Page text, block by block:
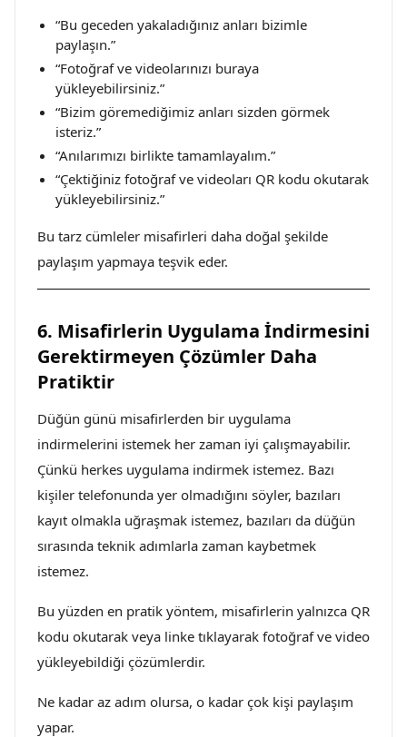
“Bu geceden yakaladığınız anları bizimle
paylaşın.”
“Fotoğraf ve videolarınızı buraya
yükleyebilirsiniz.”
“Bizim göremediğimiz anları sizden görmek
isteriz.”
“Anılarımızı birlikte tamamlayalım.”
“Çektiğiniz fotoğraf ve videoları QR kodu okutarak
yükleyebilirsiniz.”
Bu tarz cümleler misafirleri daha doğal şekilde
paylaşım yapmaya teşvik eder.
6. Misafirlerin Uygulama İndirmesini
Gerektirmeyen Çözümler Daha
Pratiktir
Düğün günü misafirlerden bir uygulama
indirmelerini istemek her zaman iyi çalışmayabilir.
Çünkü herkes uygulama indirmek istemez. Bazı
kişiler telefonunda yer olmadığını söyler, bazıları
kayıt olmakla uğraşmak istemez, bazıları da düğün
sırasında teknik adımlarla zaman kaybetmek
istemez.
Bu yüzden en pratik yöntem, misafirlerin yalnızca QR
kodu okutarak veya linke tıklayarak fotoğraf ve video
yükleyebildiği çözümlerdir.
Ne kadar az adım olursa, o kadar çok kişi paylaşım
yapar.